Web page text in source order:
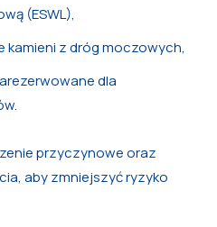
(ESWL),
z dróg moczowych,
dla
przyczynowe oraz
aby zmniejszyć ryzyko